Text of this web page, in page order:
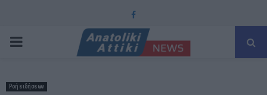
Facebook
PRIMARY
Ροή ειδήσεων